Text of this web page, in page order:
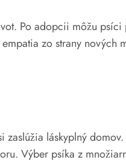
Po adopcii môžu
zo strany
láskyplný
Výber psíka z